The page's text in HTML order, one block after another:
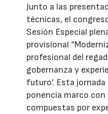
Junto a las
técnicas, el
Sesión Especial
provisional
profesional del
gobernanza y
futuro'. Esta jornada
ponencia marco con
compuestas por